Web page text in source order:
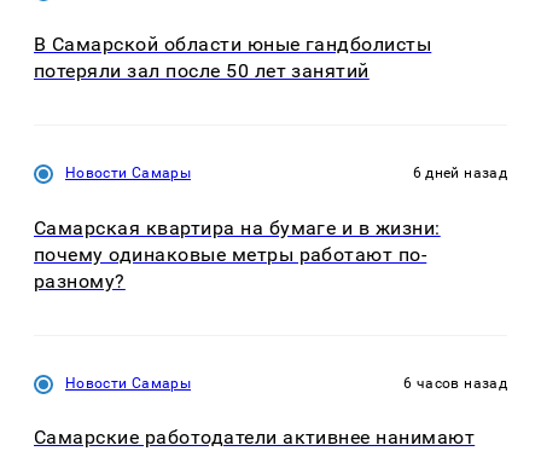
В Самарской области юные гандболисты
потеряли зал после 50 лет занятий
Новости Самары 6 дней назад
Самарская квартира на бумаге и в жизни:
почему одинаковые метры работают по-
разному?
Новости Самары 6 часов назад
Самарские работодатели активнее нанимают